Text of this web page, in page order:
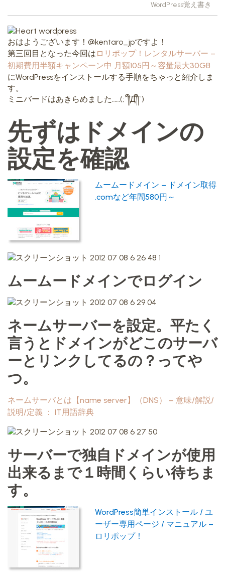
WordPress覚え書き
おはようございます！@kentaro_jpですよ！
第三回目となった今回は ロリポップ！レンタルサーバー –
初期費用半額キャンペーン中 月額105円～容量最大30GB
にWordPressをインストールする手順をちゃっと紹介しま
す。
ミニバードはあきらめました……(;´༎ຶД༎ຶ`)
先ずはドメインの
設定を確認
ムームードメイン – ドメイン取得
.comなど年間580円～
ムームードメインでログイン
ネームサーバーを設定。平たく
言うとドメインがどこのサーバ
ーとリンクしてるの？ってや
つ。
ネームサーバとは【name server】（DNS） – 意味/解説/
説明/定義 ： IT用語辞典
サーバーで独自ドメインが使用
出来るまで１時間くらい待ちま
す。
WordPress簡単インストール / ユ
ーザー専用ページ / マニュアル –
ロリポップ！